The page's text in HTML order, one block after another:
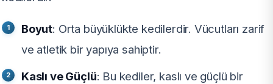
Boyut: Orta büyüklükte kedilerdir. Vücutları zarif
ve atletik bir yapıya sahiptir.
Kaslı ve Güçlü: Bu kediler, kaslı ve güçlü bir